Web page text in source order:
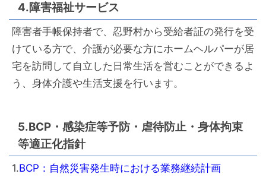
4.障害福祉サービス
障害者手帳保持者で、忍野村から受給者証の発行を受
けている方で、介護が必要な方にホームヘルパーが居
宅を訪問して自立した日常生活を営むことができるよ
う、身体介護や生活支援を行います。
5.BCP・感染症等予防・虐待防止・身体拘束
等適正化指針
1.BCP：自然災害発生時における業務継続計画